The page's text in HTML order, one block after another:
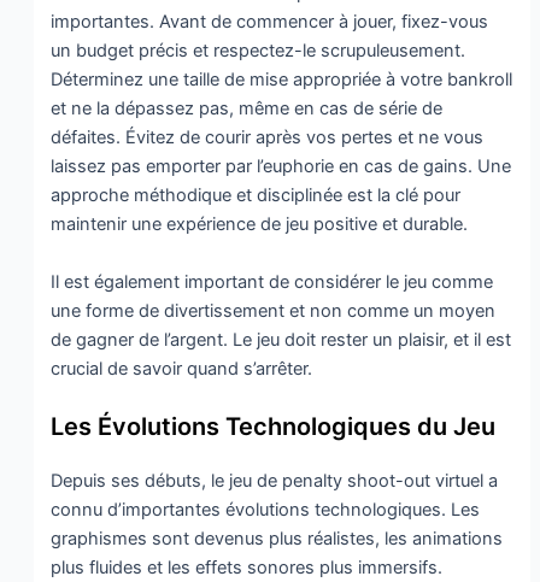
importantes. Avant de commencer à jouer, fixez-vous
un budget précis et respectez-le scrupuleusement.
Déterminez une taille de mise appropriée à votre bankroll
et ne la dépassez pas, même en cas de série de
défaites. Évitez de courir après vos pertes et ne vous
laissez pas emporter par l’euphorie en cas de gains. Une
approche méthodique et disciplinée est la clé pour
maintenir une expérience de jeu positive et durable.
Il est également important de considérer le jeu comme
une forme de divertissement et non comme un moyen
de gagner de l’argent. Le jeu doit rester un plaisir, et il est
crucial de savoir quand s’arrêter.
Les Évolutions Technologiques du Jeu
Depuis ses débuts, le jeu de penalty shoot-out virtuel a
connu d’importantes évolutions technologiques. Les
graphismes sont devenus plus réalistes, les animations
plus fluides et les effets sonores plus immersifs.